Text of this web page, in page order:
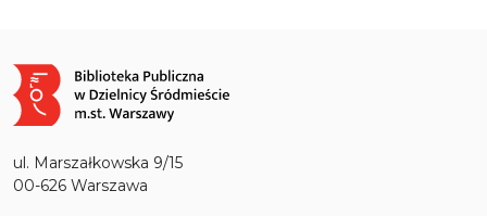
Obraz
ul. Marszałkowska 9/15
00-626 Warszawa